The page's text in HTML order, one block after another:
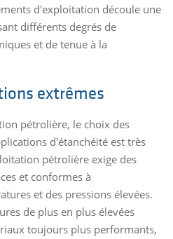
d'exploitation découle une
différents degrés de
et de tenue à la
extrêmes
pétrolière, le choix des
d'étanchéité est très
pétrolière exige des
et conformes à
et des pressions élevées.
de plus en plus élevées
toujours plus performants,